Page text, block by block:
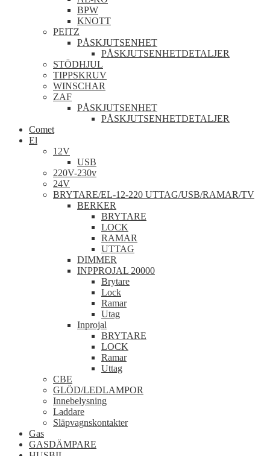
BPW
KNOTT
PEITZ
PÅSKJUTSENHET
PÅSKJUTSENHETDETALJER
STÖDHJUL
TIPPSKRUV
WINSCHAR
ZAF
PÅSKJUTSENHET
PÅSKJUTSENHETDETALJER
Comet
El
12V
USB
220V-230v
24V
BRYTARE/EL-12-220 UTTAG/USB/RAMAR/TV
BERKER
BRYTARE
LOCK
RAMAR
UTTAG
DIMMER
INPPROJAL 20000
Brytare
Lock
Ramar
Utag
Inprojal
BRYTARE
LOCK
Ramar
Uttag
CBE
GLÖD/LEDLAMPOR
Innebelysning
Laddare
Släpvagnskontakter
Gas
GASDÄMPARE